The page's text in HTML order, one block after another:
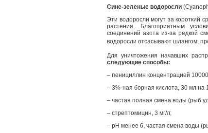
Сине-зеленые водоросли
Эти водоросли могут за короткий
растения. Благоприятным
соединений азота из-за редкой
водоросли отсасывают шлангом,
Для уничтожения начавших
следующие способы:
– пенициллин концентрацией
– 3%-ная борная кислота, 30 мл на
– частая полная смена воды (рыб
– стрептомицин, 3 мг/л;
– рН менее 6, частая смена воды